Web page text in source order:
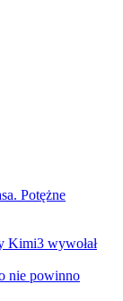
Potężne
Kimi3 wywołał
nie powinno